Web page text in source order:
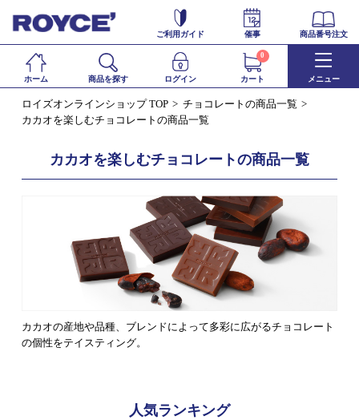
ご利用ガイド 催事 商品番号注文
ホーム 商品を探す ログイン カート
0
メニュー
ロイズオンラインショップ TOP
チョコレートの商品一覧
カカオを楽しむチョコレートの商品一覧
カカオを楽しむチョコレートの商品一覧
カカオの産地や品種、ブレンドによって多彩に広がるチョコレート
の個性をテイスティング。
人気ランキング